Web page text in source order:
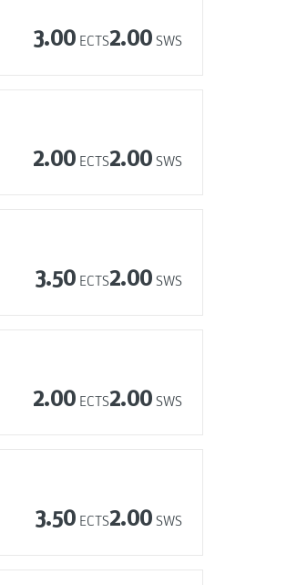
3.00 ECTS2.00 SWS
2.00 ECTS2.00 SWS
3.50 ECTS2.00 SWS
2.00 ECTS2.00 SWS
3.50 ECTS2.00 SWS